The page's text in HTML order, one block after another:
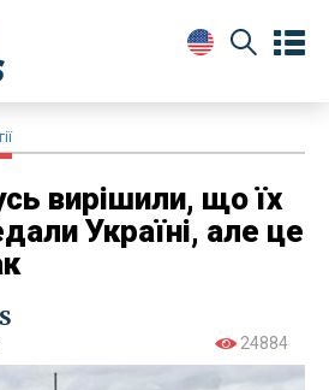
вирішили, що їх
Україні, але це
24884